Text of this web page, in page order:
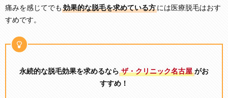
痛みを感じてでも 効果的な脱毛を求めている方 には医療脱毛はおす
すめです。
永続的な脱毛効果を求めるなら ザ・クリニック名古屋 がお
すすめ！